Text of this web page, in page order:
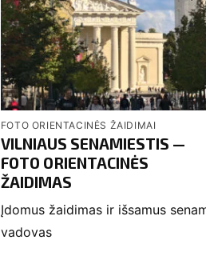
FOTO ORIENTACINĖS ŽAIDIMAI
VILNIAUS SENAMIESTIS —
FOTO ORIENTACINĖS
ŽAIDIMAS
Įdomus žaidimas ir išsamus
vadovas